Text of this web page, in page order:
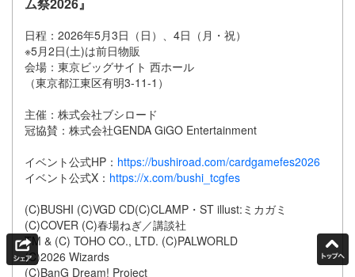
日程：2026年5月3日（日）、4日（月・祝）
※5月2日(土)は前日物販
会場：東京ビッグサイト 西ホール
（東京都江東区有明3-11-1）
主催：株式会社ブシロード
冠協賛：株式会社GENDA GiGO Entertainment
イベント公式HP： https://bushiroad.com/cardgamefes2026
イベント公式X： https://x.com/bushi_tcgfes
(C)BUSHI (C)VGD CD(C)CLAMP・ST illust:ミカガミ
(C)COVER (C)春場ねぎ／講談社
TM & (C) TOHO CO., LTD. (C)PALWORLD
(C)2026 Wizards
(C)BanG Dream! Project